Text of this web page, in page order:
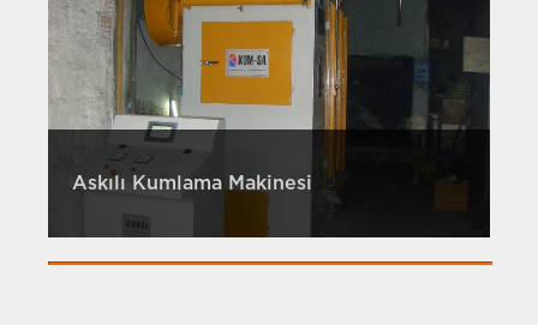
Askılı Kumlama Makinesi